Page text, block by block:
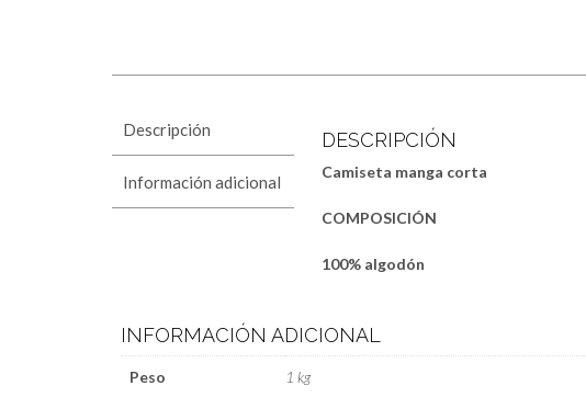
Descripción
Información adicional
DESCRIPCIÓN
Camiseta manga corta
COMPOSICIÓN
100% algodón
INFORMACIÓN ADICIONAL
Peso 1 kg